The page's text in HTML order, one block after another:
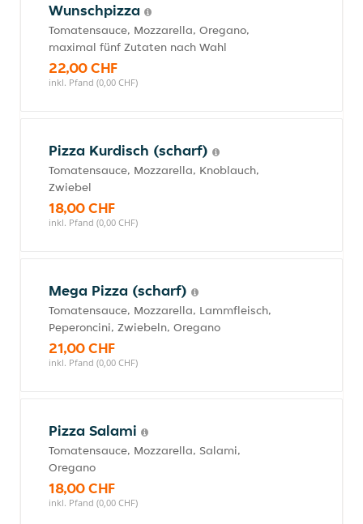
Wunschpizza
Tomatensauce, Mozzarella, Oregano,
maximal fünf Zutaten nach Wahl
22,00 CHF
inkl. Pfand (0,00 CHF)
Pizza Kurdisch (scharf)
Tomatensauce, Mozzarella, Knoblauch,
Zwiebel
18,00 CHF
inkl. Pfand (0,00 CHF)
Mega Pizza (scharf)
Tomatensauce, Mozzarella, Lammfleisch,
Peperoncini, Zwiebeln, Oregano
21,00 CHF
inkl. Pfand (0,00 CHF)
Pizza Salami
Tomatensauce, Mozzarella, Salami,
Oregano
18,00 CHF
inkl. Pfand (0,00 CHF)